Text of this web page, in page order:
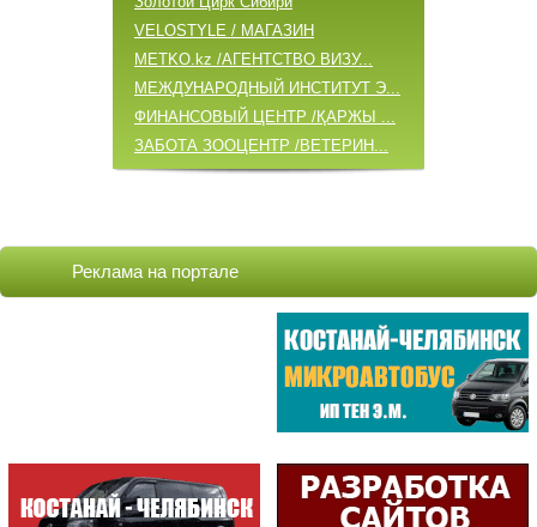
VELOSTYLE / МАГАЗИН
METKO.kz /АГЕНТСТВО ВИЗУ...
МЕЖДУНАРОДНЫЙ ИНСТИТУТ Э...
ФИНАНСОВЫЙ ЦЕНТР /ҚАРЖЫ ...
ЗАБОТА ЗООЦЕНТР /ВЕТЕРИН...
ВИТА ЦЕНТР / VITA ЦЕНТР/...
VELOSTYLE / МАГАЗИН
METKO.kz /АГЕНТСТВО ВИЗУ...
СТРОИТЕЛЬ /МАГАЗИН /ИП К...
ЦЕНТРАЛ /БИЛЬЯРДНЫЙ КЛУБ
САМЫЕ ПОСЕЩАЕМЫЕ
Реклама на портале